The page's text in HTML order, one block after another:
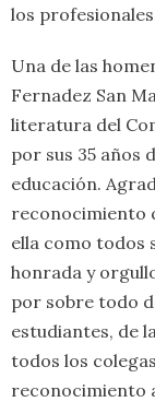
los
Una de las
Fernadez San
literatura del
por sus 35 años
educación.
reconocimiento
ella como todos
honrada y
por sobre todo
estudiantes, de
todos los
reconocimiento